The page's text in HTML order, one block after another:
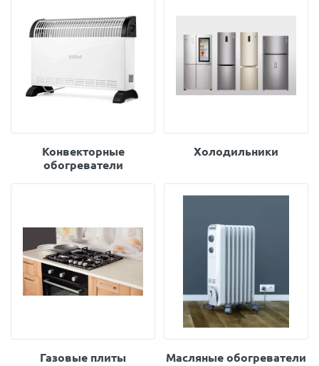
Конвекторные
обогреватели
Холодильники
Газовые плиты Масляные обогреватели